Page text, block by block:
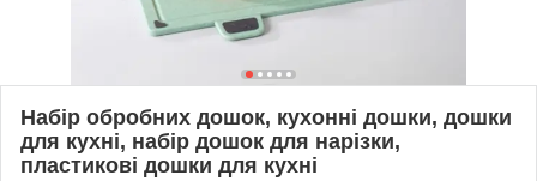
Набір обробних дошок, кухонні дошки, дошки
для кухні, набір дошок для нарізки,
пластикові дошки для кухні